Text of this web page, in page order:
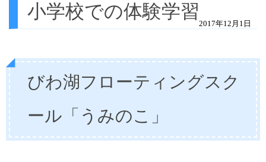
小学校での体験学習
2017年12月1日
びわ湖フローティングスク
ール「うみのこ」